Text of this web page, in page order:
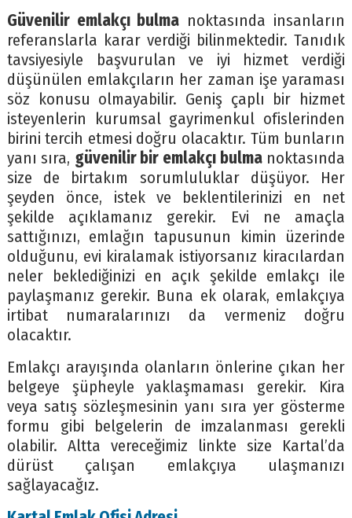
Güvenilir emlakçı bulma noktasında insanların
referanslarla karar verdiği bilinmektedir. Tanıdık
tavsiyesiyle başvurulan ve iyi hizmet verdiği
düşünülen emlakçıların her zaman işe yaraması
söz konusu olmayabilir. Geniş çaplı bir hizmet
isteyenlerin kurumsal gayrimenkul ofislerinden
birini tercih etmesi doğru olacaktır. Tüm bunların
yanı sıra, güvenilir bir emlakçı bulmanoktasında
size de birtakım sorumluluklar düşüyor. Her
şeyden önce, istek ve beklentilerinizi en net
şekilde açıklamanız gerekir. Evi ne amaçla
sattığınızı, emlağın tapusunun kimin üzerinde
olduğunu, evi kiralamak istiyorsanız kiracılardan
neler beklediğinizi en açık şekilde emlakçı ile
paylaşmanız gerekir. Buna ek olarak, emlakçıya
irtibat numaralarınızı da vermeniz doğru
olacaktır.
Emlakçı arayışında olanların önlerine çıkan her
belgeye şüpheyle yaklaşmaması gerekir. Kira
veya satış sözleşmesinin yanı sıra yer gösterme
formu gibi belgelerin de imzalanması gerekli
olabilir. Altta vereceğimiz linkte size Kartal’da
dürüst çalışan emlakçıya ulaşmanızı
sağlayacağız.